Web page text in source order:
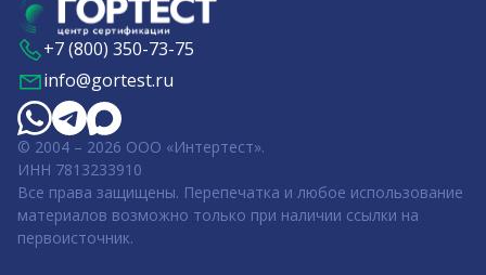
+7 (800) 350-73-75
info@gortest.ru
© 2004 – 2026 ООО «Интертест».
ИНН 7813233910
Все права защищены. Перепечатка и любое использование
материалов возможно только при наличии ссылки на
первоисточник.